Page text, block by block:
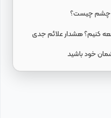
چشم چیست؟
کنیم؟ هشدار علائم جدی
خود باشید